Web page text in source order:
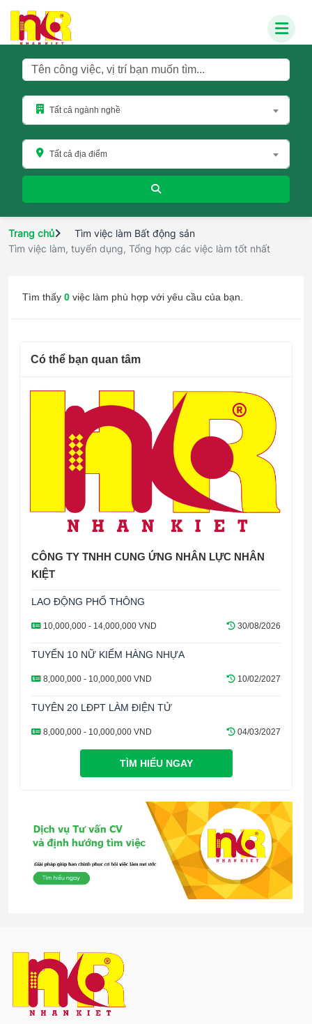
Tất cả ngành nghề
Tất cả địa điểm
Trang chủ
Tìm việc làm Bất động sản
Tìm việc làm, tuyển dụng, Tổng hợp các việc làm tốt nhất
Tìm thấy 0 việc làm phù hợp với yêu cầu của bạn.
Có thể bạn quan tâm
CÔNG TY TNHH CUNG ỨNG NHÂN LỰC NHÂN
KIỆT
LAO ĐỘNG PHỔ THÔNG
10,000,000 - 14,000,000 VND 30/08/2026
TUYỂN 10 NỮ KIỂM HÀNG NHỰA
8,000,000 - 10,000,000 VND 10/02/2027
TUYÊN 20 LĐPT LÀM ĐIỆN TỬ
8,000,000 - 10,000,000 VND 04/03/2027
TÌM HIỂU NGAY